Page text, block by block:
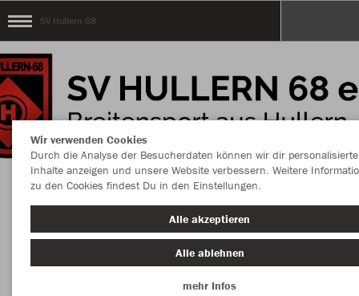
SV Hullern 68
Herzlich Willkommen im Teamshop SV Hullern
68
Wir verwenden Cookies
Durch die Analyse der Besucherdaten können wir dir personalisierte
Inhalte anzeigen und unsere Website verbessern. Weitere
zu den Cookies findest Du in den Einstellungen.
Alle akzeptieren
Alle ablehnen
mehr Infos